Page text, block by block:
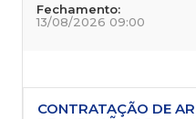
Fechamento:
13/08/2026 09:00
CONTRATAÇÃO DE